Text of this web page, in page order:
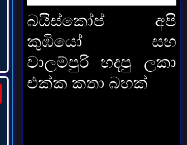
බයිස්කෝප් අපි
කුඹියෝ සහ
වාලම්පුරි හදපු ලකා
එක්ක කතා බහක්